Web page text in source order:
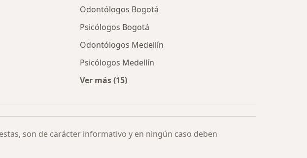
Odontólogos Bogotá
Psicólogos Bogotá
Odontólogos Medellín
Psicólogos Medellín
Ver más (15)
son de carácter informativo y en ningún caso deben